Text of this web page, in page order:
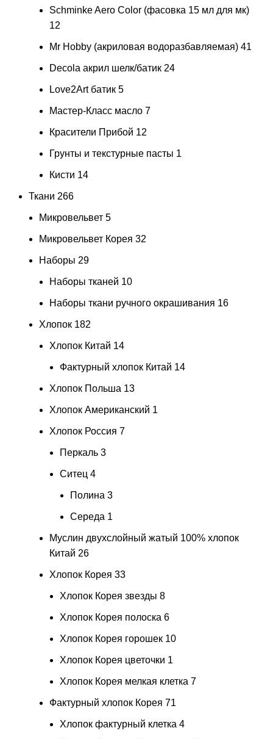
Schminke Aero Color (фасовка 15 мл для мк)
12
Mr Hobby (акриловая водоразбавляемая) 41
Decola акрил шелк/батик 24
Love2Art батик 5
Мастер-Класс масло 7
Красители Прибой 12
Грунты и текстурные пасты 1
Кисти 14
Ткани 266
Микровельвет 5
Микровельвет Корея 32
Наборы 29
Наборы тканей 10
Наборы ткани ручного окрашивания 16
Хлопок 182
Хлопок Китай 14
Фактурный хлопок Китай 14
Хлопок Польша 13
Хлопок Американский 1
Хлопок Россия 7
Перкаль 3
Ситец 4
Полина 3
Середа 1
Муслин двухслойный жатый 100% хлопок
Китай 26
Хлопок Корея 33
Хлопок Корея звезды 8
Хлопок Корея полоска 6
Хлопок Корея горошек 10
Хлопок Корея цветочки 1
Хлопок Корея мелкая клетка 7
Фактурный хлопок Корея 71
Хлопок фактурный клетка 4